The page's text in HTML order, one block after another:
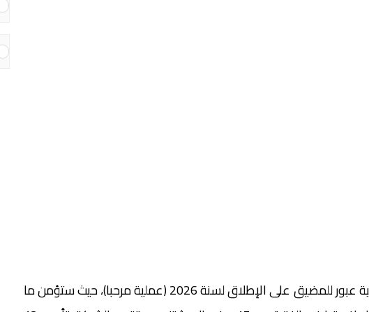
أعلنت شركة Baleària عن برمجة أكبر عملية عبور للمضيق على الإطلاق لسنة 2026 (عملية مرحبا)، حيث ستؤمن ما